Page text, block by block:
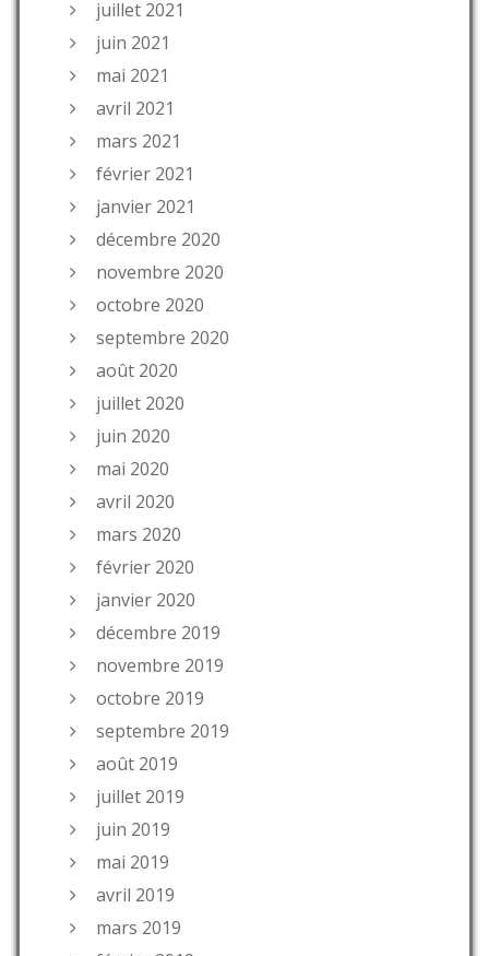
juillet 2021
juin 2021
mai 2021
avril 2021
mars 2021
février 2021
janvier 2021
décembre 2020
novembre 2020
octobre 2020
septembre 2020
août 2020
juillet 2020
juin 2020
mai 2020
avril 2020
mars 2020
février 2020
janvier 2020
décembre 2019
novembre 2019
octobre 2019
septembre 2019
août 2019
juillet 2019
juin 2019
mai 2019
avril 2019
mars 2019